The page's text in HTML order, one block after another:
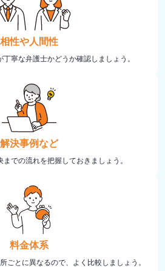
相性や人間性
寧な弁護士かどうか確認しましょう。
解決事例など
での流れを把握しておきましょう。
料金体系
ごとに異なるので、よく比較しましょう。